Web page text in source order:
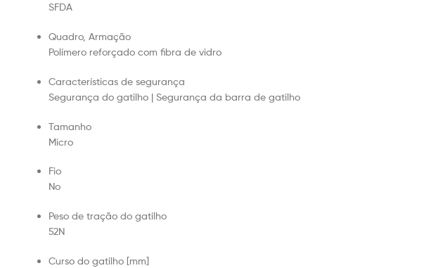
SFDA
Quadro, Armação
Polímero reforçado com fibra de vidro
Características de segurança
Segurança do gatilho | Segurança da barra de gatilho
Tamanho
Micro
Fio
No
Peso de tração do gatilho
52N
Curso do gatilho [mm]